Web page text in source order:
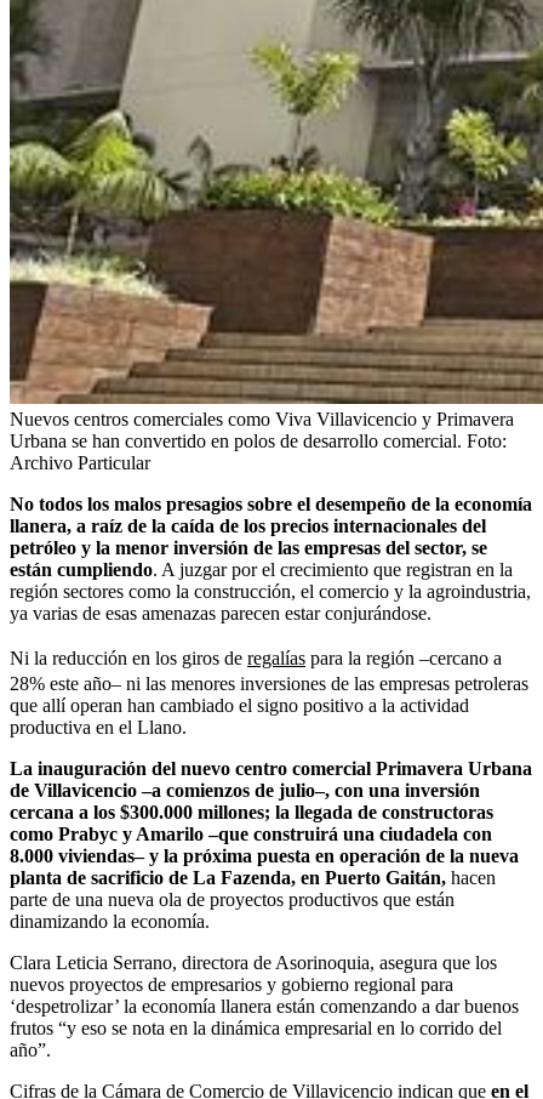
Nuevos centros comerciales como Viva Villavicencio y Primavera
Urbana se han convertido en polos de desarrollo comercial. Foto:
Archivo Particular
No todos los malos presagios sobre el desempeño de la economía
llanera, a raíz de la caída de los precios internacionales del
petróleo y la menor inversión de las empresas del sector, se
están cumpliendo. A juzgar por el crecimiento que registran en la
región sectores como la construcción, el comercio y la agroindustria,
ya varias de esas amenazas parecen estar conjurándose.
Ni la reducción en los giros de regalías para la región –cercano a
28% este año– ni las menores inversiones de las empresas petroleras
que allí operan han cambiado el signo positivo a la actividad
productiva en el Llano.
La inauguración del nuevo centro comercial Primavera Urbana
de Villavicencio –a comienzos de julio–, con una inversión
cercana a los $300.000 millones; la llegada de constructoras
como Prabyc y Amarilo –que construirá una ciudadela con
8.000 viviendas– y la próxima puesta en operación de la nueva
planta de sacrificio de La Fazenda, en Puerto Gaitán, hacen
parte de una nueva ola de proyectos productivos que están
dinamizando la economía.
Clara Leticia Serrano, directora de Asorinoquia, asegura que los
nuevos proyectos de empresarios y gobierno regional para
‘despetrolizar’ la economía llanera están comenzando a dar buenos
frutos “y eso se nota en la dinámica empresarial en lo corrido del
año”.
Cifras de la Cámara de Comercio de Villavicencio indican que en el